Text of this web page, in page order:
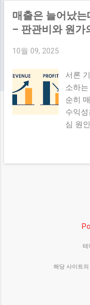
매출은 늘어났
– 판관비와 원가
10월 09, 2025
서론
소하
순히
수익
심 원
비 이
관리
급격
관비
는 제
가는
테
해당 사이트